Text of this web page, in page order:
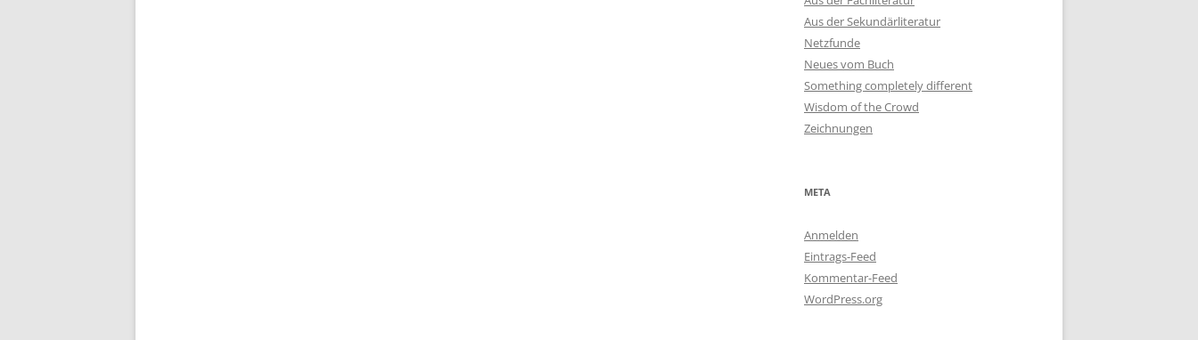
Aus der Sekundärliteratur
Netzfunde
Neues vom Buch
Something completely different
Wisdom of the Crowd
Zeichnungen
META
Anmelden
Eintrags-Feed
Kommentar-Feed
WordPress.org